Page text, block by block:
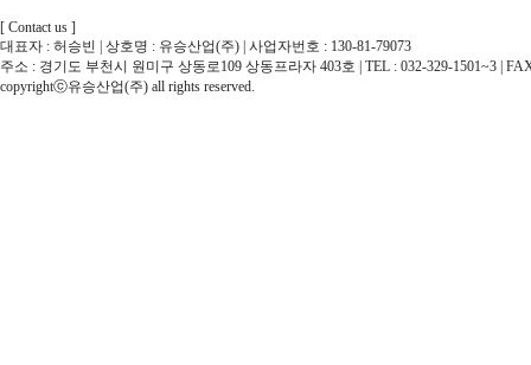
[ Contact us ]
대표자 : 허승빈 | 상호명 : 유승산업(주) | 사업자번호 : 130-81-79073
주소 : 경기도 부천시 원미구 상동로109 상동프라자 403호 | TEL : 032-329-1501~3 |
copyrightⓒ유승산업(주) all rights reserved.